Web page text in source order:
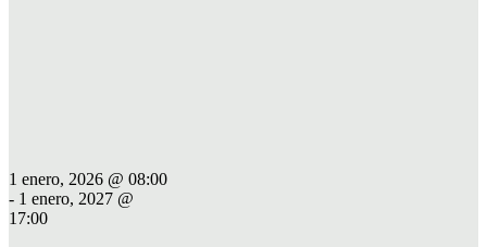
1 enero, 2026 @ 08:00
- 1 enero, 2027 @
17:00